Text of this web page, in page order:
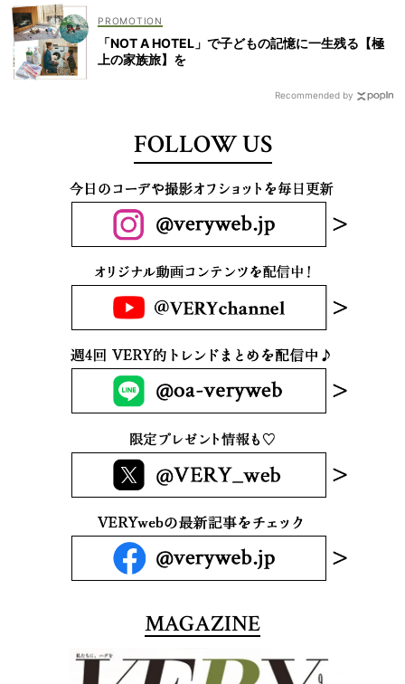
「NOT A HOTEL」で子どもの記憶に一生残る【極
上の家族旅】を
Recommended by
FOLLOW US
MAGAZINE